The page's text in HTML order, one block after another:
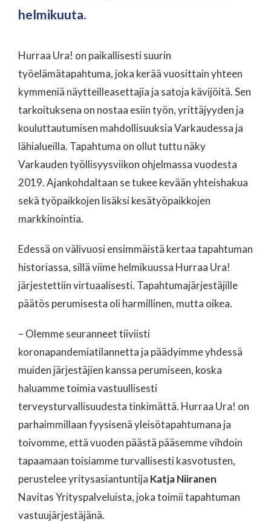
helmikuuta.
Hurraa Ura! on paikallisesti suurin
työelämätapahtuma, joka kerää vuosittain yhteen
kymmeniä näytteilleasettajia ja satoja kävijöitä. Sen
tarkoituksena on nostaa esiin työn, yrittäjyyden ja
kouluttautumisen mahdollisuuksia Varkaudessa ja
lähialueilla. Tapahtuma on ollut tuttu näky
Varkauden työllisyysviikon ohjelmassa vuodesta
2019. Ajankohdaltaan se tukee kevään yhteishakua
sekä työpaikkojen lisäksi kesätyöpaikkojen
markkinointia.
Edessä on välivuosi ensimmäistä kertaa tapahtuman
historiassa, sillä viime helmikuussa Hurraa Ura!
järjestettiin virtuaalisesti. Tapahtumajärjestäjille
päätös perumisesta oli harmillinen, mutta oikea.
– Olemme seuranneet tiiviisti
koronapandemiatilannetta ja päädyimme yhdessä
muiden järjestäjien kanssa perumiseen, koska
haluamme toimia vastuullisesti
terveysturvallisuudesta tinkimättä. Hurraa Ura! on
parhaimmillaan fyysisenä yleisötapahtumana ja
toivomme, että vuoden päästä pääsemme vihdoin
tapaamaan toisiamme turvallisesti kasvotusten,
perustelee yritysasiantuntija Katja Niiranen
Navitas Yrityspalveluista, joka toimii tapahtuman
vastuujärjestäjänä.